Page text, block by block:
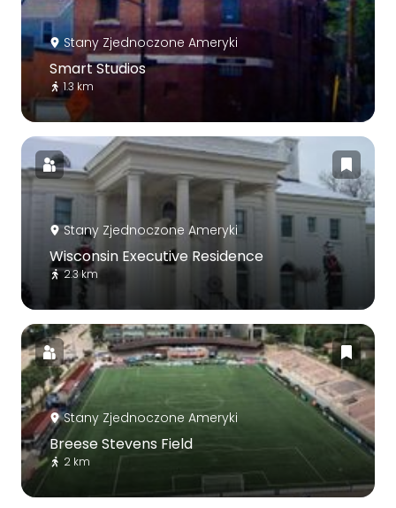
Stany Zjednoczone Ameryki
Smart Studios
1.3 km
Stany Zjednoczone Ameryki
Wisconsin Executive Residence
2.3 km
Stany Zjednoczone Ameryki
Breese Stevens Field
2 km